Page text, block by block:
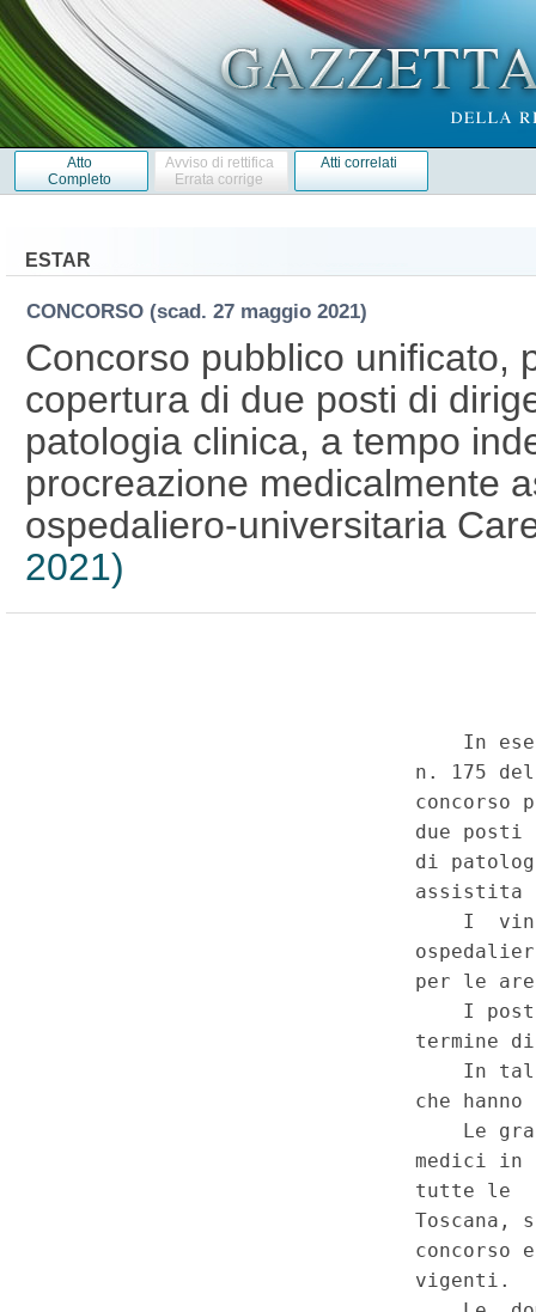
Atto
Completo
Avviso di rettifica
Errata corrige
Atti correlati
ESTAR
CONCORSO (scad. 27 maggio 2021)
Concorso pubblico unificato,
copertura di due posti di
patologia clinica, a tempo
procreazione medicalmente
ospedaliero-universitaria
2021)